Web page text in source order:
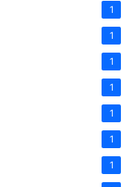
1
1
1
1
1
1
1